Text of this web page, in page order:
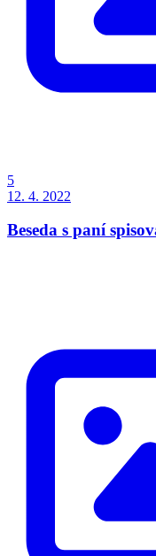
5
12. 4. 2022
Beseda s paní